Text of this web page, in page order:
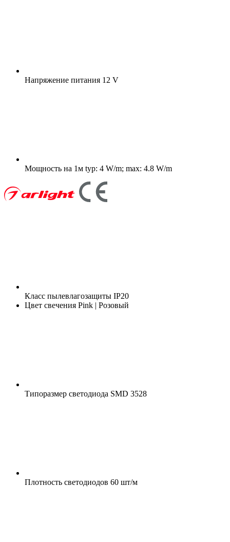
Напряжение питания 12 V
Мощность на 1м typ: 4 W/m; max: 4.8 W/m
Класс пылевлагозащиты IP20
Цвет свечения Pink | Розовый
Типоразмер светодиода SMD 3528
Плотность светодиодов 60 шт/м